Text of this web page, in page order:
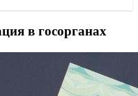
в госорганах